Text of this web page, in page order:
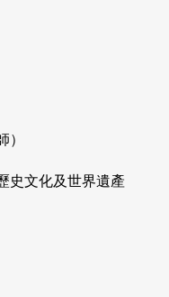
）
史文化及世界遺產